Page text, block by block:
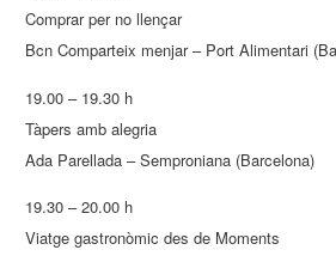
Comprar per no llençar
Bcn Comparteix menjar – Port Alimentari
19.00 – 19.30 h
Tàpers amb alegria
Ada Parellada – Semproniana (Barcelona)
19.30 – 20.00 h
Viatge gastronòmic des de Moments